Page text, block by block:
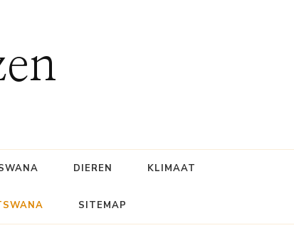
DIEREN KLIMAAT
SITEMAP